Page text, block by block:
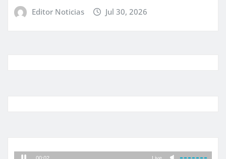
Editor Noticias Jul 30, 2026